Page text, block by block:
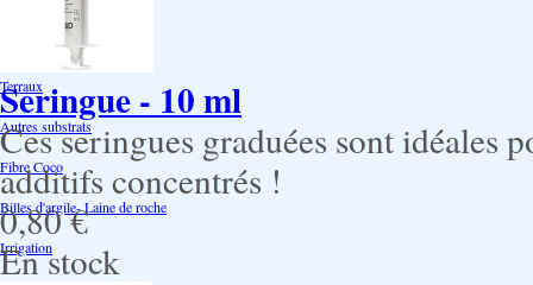
Air Pots originaux
Promotion Discount
Terraux
Autres substrats
Fibre Coco
Billes d'argile- Laine de roche
Irrigation
Seringue - 10 ml
Ces seringues graduées sont idéales
additifs concentrés !
0,80 €
En stock